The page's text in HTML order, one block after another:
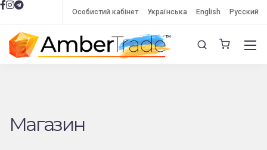
Особистий кабінет Українська English Русский
Магазин